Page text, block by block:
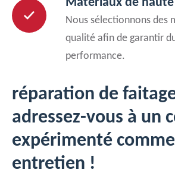
Nous sélectionnons des
qualité afin de garantir
performance.
réparation de
adressez-vous à un
expérimenté
entretien !